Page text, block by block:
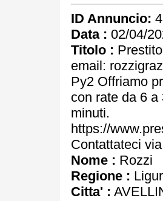
ID Annuncio:
Data : 02/04/
Titolo :
email:
Py2 Offriamo
con rate da 6
minuti.
https://
Contattateci
Nome : Rozzi
Regione :
Citta' :